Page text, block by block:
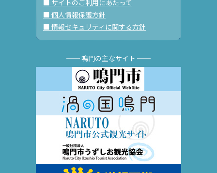
■ サイトのご利用にあたって
■ 個人情報保護方針
■ 情報セキュリティに関する方針
── 鳴門の主なサイト ──